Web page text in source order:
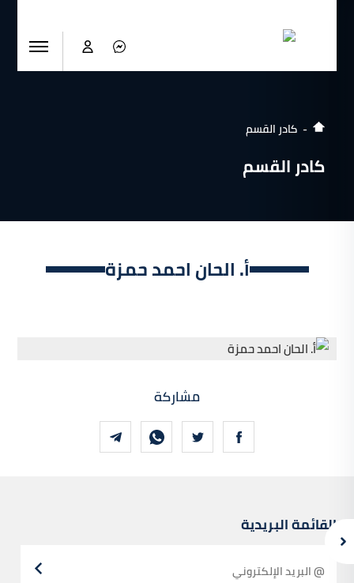
كادر القسم
كادر القسم
أ. الحان احمد حمزة
مشاركة
القائمة البريدية